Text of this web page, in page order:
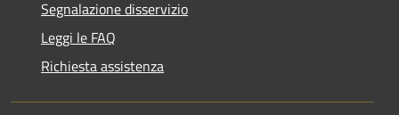
Segnalazione disservizio
Leggi le FAQ
Richiesta assistenza